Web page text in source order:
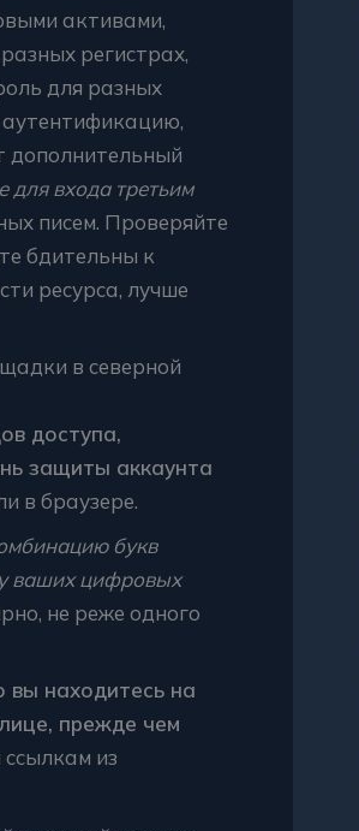
активами,
регистрах,
для разных
дополнительный
входа третьим
писем. Проверяйте
бдительны к
ресурса, лучше
в северной
доступа,
защиты аккаунта
в браузере.
букв
ваших цифровых
не реже одного
вы находитесь на
прежде чем
из